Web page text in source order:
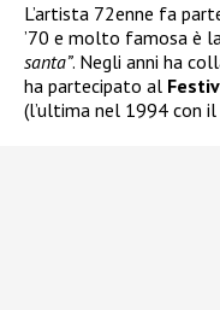
L’artista 72enne fa
’70 e molto famosa è
santa”. Negli anni ha
ha partecipato al
(l’ultima nel 1994 con il